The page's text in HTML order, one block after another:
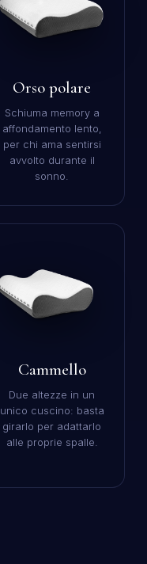
Orso polare
Schiuma memory a
affondamento lento,
per chi ama sentirsi
avvolto durante il
sonno.
Cammello
Due altezze in un
unico cuscino: basta
girarlo per adattarlo
alle proprie spalle.